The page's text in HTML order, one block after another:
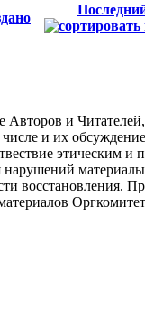
и
и их
этическим и
восстановления.